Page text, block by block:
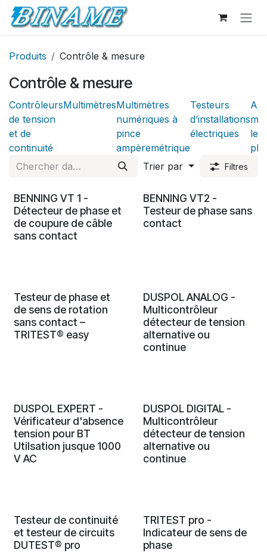
Se rendre au contenu
Produits Contrôle & mesure
Contrôle & mesure
Contrôleurs
de tension
et de
continuité
MultimètresMultimètres
numériques à
pince
ampèremétrique
Testeurs
d’installations
électriques
le
Trier par
Filtres
BENNING VT 1 -
Détecteur de phase et
de coupure de câble
sans contact
BENNING VT2 -
Testeur de phase sans
contact
Testeur de phase et
de sens de rotation
sans contact –
TRITEST® easy
DUSPOL ANALOG -
Multicontrôleur
détecteur de tension
alternative ou
continue
DUSPOL EXPERT -
Vérificateur d'absence
tension pour BT
Utilsation jusque 1000
V AC
DUSPOL DIGITAL -
Multicontrôleur
détecteur de tension
alternative ou
continue
Testeur de continuité
et testeur de circuits
DUTEST® pro
TRITEST pro -
Indicateur de sens de
phase